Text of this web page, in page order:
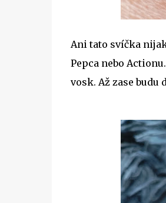
Ani tato svíčka
Pepca nebo
vosk. Až zase